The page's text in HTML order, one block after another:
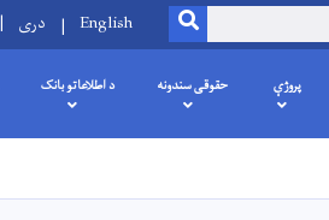
SEARCH
English دری
پروژې حقوقی سندونه د اطلاعاتو بانک